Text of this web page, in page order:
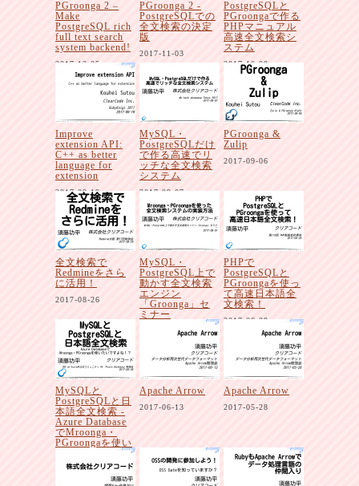
PGroonga 2 –
Make
PostgreSQL rich
full text search
system backend!
2017-12-05
PGroonga 2 -
PostgreSQLでの
全文検索の決定
版
2017-11-03
PostgreSQLと
PGroongaで作る
PHPマニュアル
高速全文検索シ
ステム
2017-10-08
Improve
extension API:
C++ as better
language for
extension
2017-09-19
MySQL・
PostgreSQLだけ
で作る高速でリ
ッチな全文検索
システム
2017-09-07
PGroonga &
Zulip
2017-09-06
全文検索で
Redmineをさら
に活用！
2017-08-26
MySQL・
PostgreSQL上で
動かす全文検索
エンジン
「Groonga」セ
ミナー
2017-08-01
PHPで
PostgreSQLと
PGroongaを使っ
て高速日本語全
文検索！
2017-06-28
MySQLと
PostgreSQLと日
本語全文検索 -
Azure Database
でMroonga・
PGroongaを使い
ね！？
Apache Arrow
2017-06-13
Apache Arrow
2017-05-28